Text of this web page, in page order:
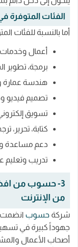
الفئات المتوفرة
أما بالنسبة للفئات
أعمال
برمجة، تطوير
هندسة عمارة
تصميم فيديو
تسويق
كتابة، تحرير،
دعم مساعدة
تدريب وتعليم
3- حسوب من
من الإنترنت
شركة حسوب انضمت
جهوداً كبيرة في
أصحاب الأعمال